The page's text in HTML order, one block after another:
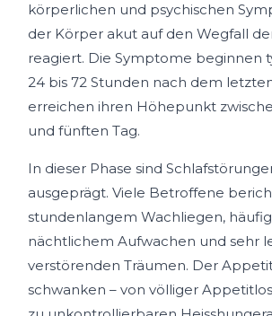
körperlichen und psychischen
der Körper akut auf den Wegfall
reagiert. Die Symptome beginnen
24 bis 72 Stunden nach dem
erreichen ihren Höhepunkt
und fünften Tag.
In dieser Phase sind
ausgeprägt. Viele Betroffene
stundenlangem Wachliegen,
nächtlichem Aufwachen und sehr
verstörenden Träumen. Der
schwanken – von völliger